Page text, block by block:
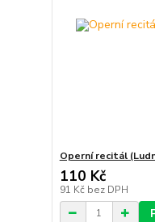
Operní recitál
110 Kč
91 Kč bez DPH